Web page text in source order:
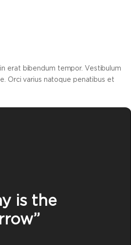
erat bibendum tempor. Vestibulum
Orci varius natoque penatibus et
is the